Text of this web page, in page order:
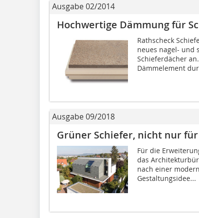
Ausgabe 02/2014
Hochwertige Dämmung für
Rathscheck
neues nagel- und
Schieferdächer
Dämmelement
Ausgabe 09/2018
Grüner Schiefer, nicht nur für
Für die
das
nach einer
Gestaltungsidee...